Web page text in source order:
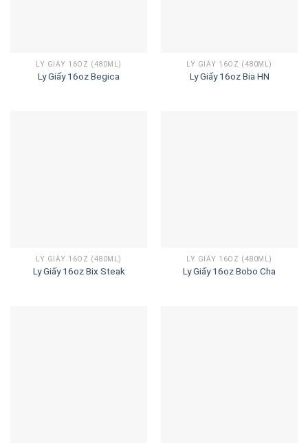
LY GIẤY 16OZ (480ML)
Ly Giấy 16oz Begica
LY GIẤY 16OZ (480ML)
Ly Giấy 16oz Bia HN
LY GIẤY 16OZ (480ML)
Ly Giấy 16oz Bix Steak
LY GIẤY 16OZ (480ML)
Ly Giấy 16oz Bobo Cha